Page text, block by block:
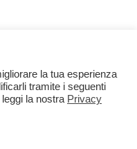
la tua esperienza
tramite i seguenti
la nostra Privacy